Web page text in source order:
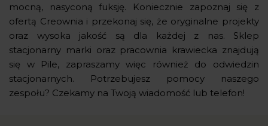
mocną, nasyconą fuksję. Koniecznie zapoznaj się z
ofertą Creownia i przekonaj się, że oryginalne projekty
oraz wysoka jakość są dla każdej z nas. Sklep
stacjonarny marki oraz pracownia krawiecka znajdują
się w Pile, zapraszamy więc również do odwiedzin
stacjonarnych. Potrzebujesz pomocy naszego
zespołu? Czekamy na Twoją wiadomość lub telefon!